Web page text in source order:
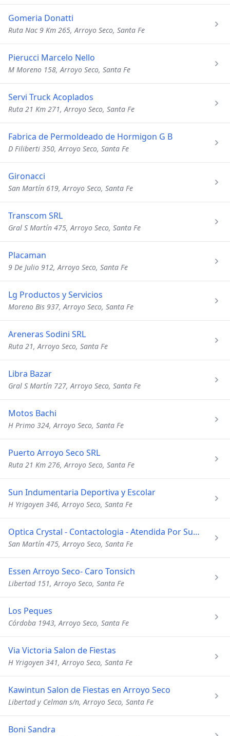
Gomeria Donatti
Ruta Nac 9 Km 265, Arroyo Seco, Santa Fe
Pierucci Marcelo Nello
M Moreno 158, Arroyo Seco, Santa Fe
Servi Truck Acoplados
Ruta 21 Km 271, Arroyo Seco, Santa Fe
Fabrica de Permoldeado de Hormigon G B
D Filiberti 350, Arroyo Seco, Santa Fe
Gironacci
San Martín 619, Arroyo Seco, Santa Fe
Transcom SRL
Gral S Martín 475, Arroyo Seco, Santa Fe
Placaman
9 De Julio 912, Arroyo Seco, Santa Fe
Lg Productos y Servicios
Moreno Bis 937, Arroyo Seco, Santa Fe
Areneras Sodini SRL
Ruta 21, Arroyo Seco, Santa Fe
Libra Bazar
Gral S Martín 727, Arroyo Seco, Santa Fe
Motos Bachi
H Primo 324, Arroyo Seco, Santa Fe
Puerto Arroyo Seco SRL
Ruta 21 Km 276, Arroyo Seco, Santa Fe
Sun Indumentaria Deportiva y Escolar
H Yrigoyen 346, Arroyo Seco, Santa Fe
Optica Crystal - Contactologia - Atendida Por Sus Dueñas
San Martín 475, Arroyo Seco, Santa Fe
Essen Arroyo Seco- Caro Tonsich
Libertad 151, Arroyo Seco, Santa Fe
Los Peques
Córdoba 1943, Arroyo Seco, Santa Fe
Via Victoria Salon de Fiestas
H Yrigoyen 341, Arroyo Seco, Santa Fe
Kawintun Salon de Fiestas en Arroyo Seco
Libertad y Celman s/n, Arroyo Seco, Santa Fe
Boni Sandra